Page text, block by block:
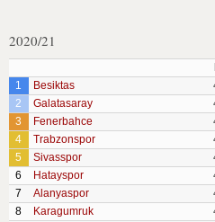
2020/21
1
Besiktas
2
Galatasaray
3
Fenerbahce
4
Trabzonspor
5
Sivasspor
6
Hatayspor
7
Alanyaspor
8
Karagumruk